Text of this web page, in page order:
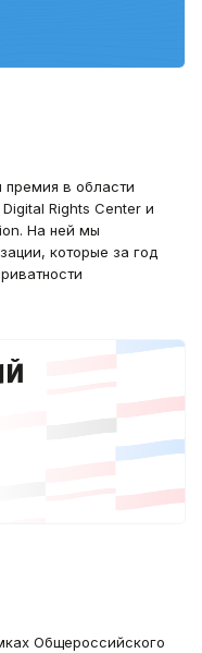
в области
Rights Center и
На ней мы
которые за год
Общероссийского